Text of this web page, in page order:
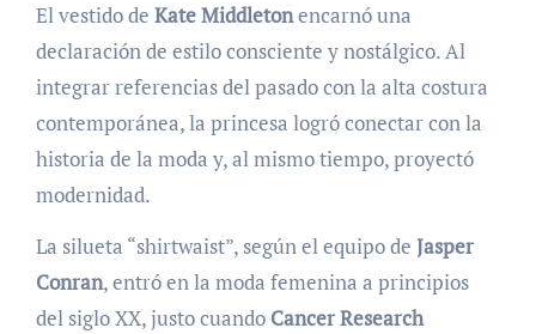
El vestido de Kate Middletonencarnó una
declaración de estilo consciente y nostálgico. Al
integrar referencias del pasado con la alta costura
contemporánea, la princesa logró conectar con la
historia de la moda y, al mismo tiempo, proyectó
modernidad.
La silueta “shirtwaist”, según el equipo de Jasper
Conran, entró en la moda femenina a principios
del siglo XX, justo cuando Cancer Research